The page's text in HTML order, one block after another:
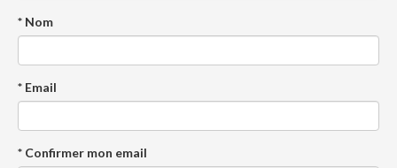
* Nom
* Email
* Confirmer mon email